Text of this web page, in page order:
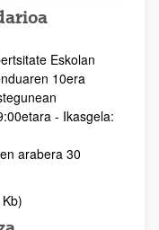
Eskolan
10era
- Ikasgela:
arabera 30